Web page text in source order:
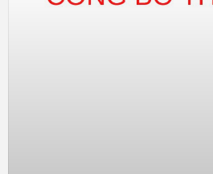
Sang quý 1/2024, NTL tiếp tục
trưởng nhờ giá vốn giảm nhanh
Tuy nhiên, so với kế hoạch đạt